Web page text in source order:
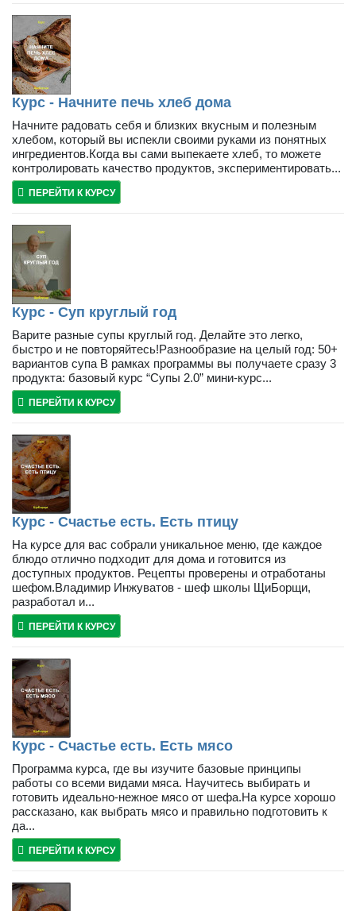
Курс - Начните печь хлеб дома
Начните радовать себя и близких вкусным и полезным
хлебом, который вы испекли своими руками из понятных
ингредиентов.Когда вы сами выпекаете хлеб, то можете
контролировать качество продуктов, экспериментировать...
ПЕРЕЙТИ К КУРСУ
Курс - Суп круглый год
Варите разные супы круглый год. Делайте это легко,
быстро и не повторяйтесь!Разнообразие на целый год: 50+
вариантов супа В рамках программы вы получаете сразу 3
продукта: базовый курс “Супы 2.0” мини-курс...
ПЕРЕЙТИ К КУРСУ
Курс - Счастье есть. Есть птицу
На курсе для вас собрали уникальное меню, где каждое
блюдо отлично подходит для дома и готовится из
доступных продуктов. Рецепты проверены и отработаны
шефом.Владимир Инжуватов - шеф школы ЩиБорщи,
разработал и...
ПЕРЕЙТИ К КУРСУ
Курс - Счастье есть. Есть мясо
Программа курса, где вы изучите базовые принципы
работы со всеми видами мяса. Научитесь выбирать и
готовить идеально-нежное мясо от шефа.На курсе хорошо
рассказано, как выбрать мясо и правильно подготовить к
да...
ПЕРЕЙТИ К КУРСУ